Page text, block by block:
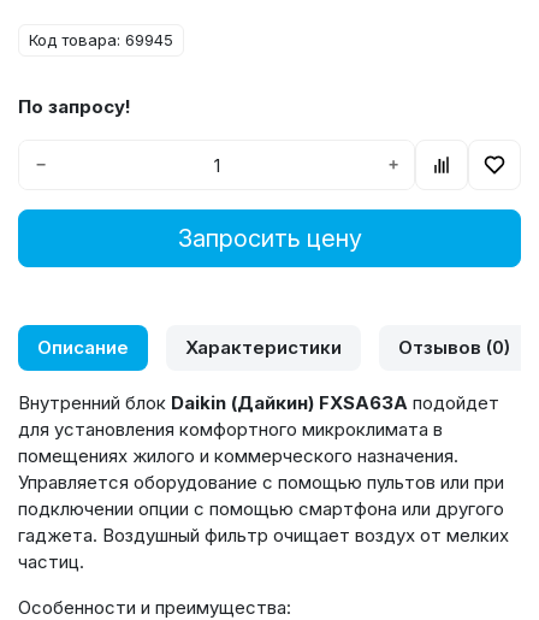
Код товара: 69945
По запросу!
− +
Запросить цену
Описание Характеристики Отзывов (0)
Внутренний блок Daikin (Дайкин) FXSA63A подойдет
для установления комфортного микроклимата в
помещениях жилого и коммерческого назначения.
Управляется оборудование с помощью пультов или при
подключении опции с помощью смартфона или другого
гаджета. Воздушный фильтр очищает воздух от мелких
частиц.
Особенности и преимущества: